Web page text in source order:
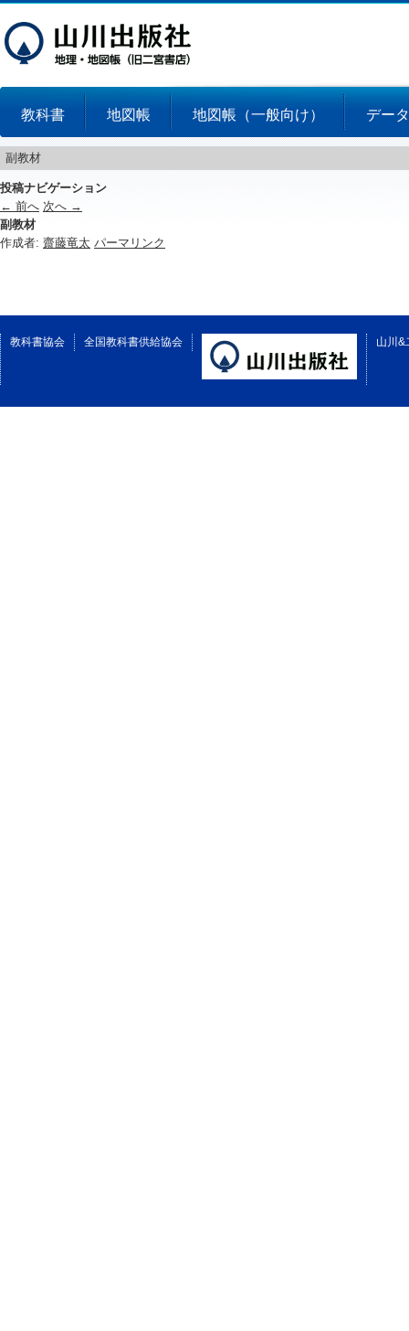
教科書 地図帳 地図帳（一般向け） デー
副教材
投稿ナビゲーション
← 前へ 次へ →
副教材
作成者: 齋藤竜太 パーマリンク
教科書協会 全国教科書供給協会 山川&